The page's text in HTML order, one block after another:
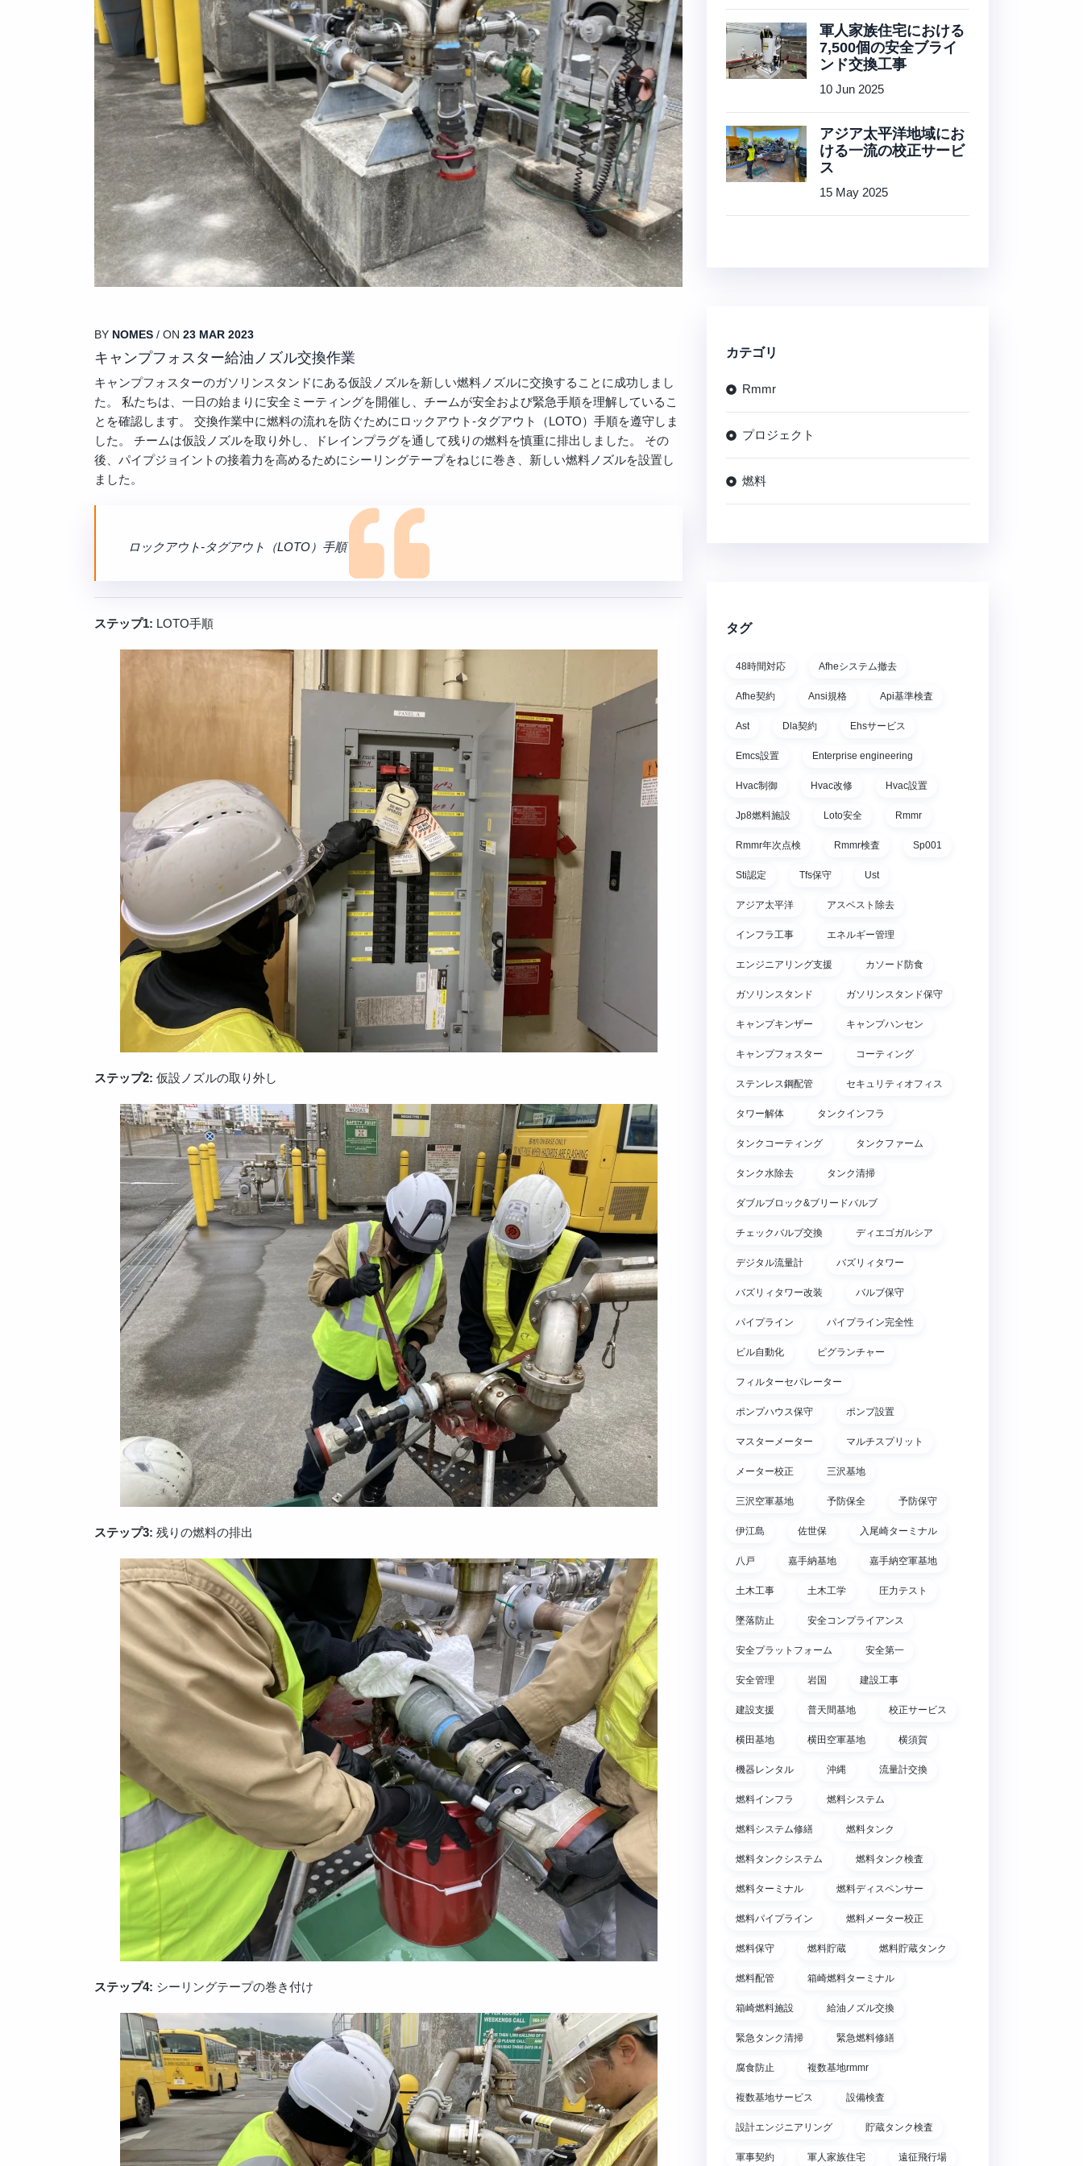
BY NOMES / ON 23 MAR 2023
キャンプフォスター給油ノズル交換作業
キャンプフォスターのガソリンスタンドにある仮設ノズルを新しい燃料ノズルに交換することに成功しまし
た。 私たちは、一日の始まりに安全ミーティングを開催し、チームが安全および緊急手順を理解しているこ
とを確認します。 交換作業中に燃料の流れを防ぐためにロックアウト-タグアウト（LOTO）手順を遵守しま
した。 チームは仮設ノズルを取り外し、ドレインプラグを通して残りの燃料を慎重に排出しました。 その
後、パイプジョイントの接着力を高めるためにシーリングテープをねじに巻き、新しい燃料ノズルを設置し
ました。
ロックアウト-タグアウト（LOTO）手順
ステップ1: LOTO手順
ステップ2: 仮設ノズルの取り外し
ステップ3: 残りの燃料の排出
ステップ4: シーリングテープの巻き付け
軍人家族住宅における
7,500個の安全ブライ
ンド交換工事
10 Jun 2025
アジア太平洋地域にお
ける一流の校正サービ
ス
15 May 2025
カテゴリ
Rmmr
プロジェクト
燃料
タグ
48時間対応 Afheシステム撤去
Afhe契約 Ansi規格 Api基準検査
Ast Dla契約 Ehsサービス
Emcs設置 Enterprise engineering
Hvac制御 Hvac改修 Hvac設置
Jp8燃料施設 Loto安全 Rmmr
Rmmr年次点検 Rmmr検査 Sp001
Sti認定 Tfs保守 Ust
アジア太平洋 アスベスト除去
インフラ工事 エネルギー管理
エンジニアリング支援 カソード防食
ガソリンスタンド ガソリンスタンド保守
キャンプキンザー キャンプハンセン
キャンプフォスター コーティング
ステンレス鋼配管 セキュリティオフィス
タワー解体 タンクインフラ
タンクコーティング タンクファーム
タンク水除去 タンク清掃
ダブルブロック&ブリードバルブ
チェックバルブ交換 ディエゴガルシア
デジタル流量計 バズリィタワー
バズリィタワー改装 バルブ保守
パイプライン パイプライン完全性
ビル自動化 ピグランチャー
フィルターセパレーター
ポンプハウス保守 ポンプ設置
マスターメーター マルチスプリット
メーター校正 三沢基地
三沢空軍基地 予防保全 予防保守
伊江島 佐世保 入尾崎ターミナル
八戸 嘉手納基地 嘉手納空軍基地
土木工事 土木工学 圧力テスト
墜落防止 安全コンプライアンス
安全プラットフォーム 安全第一
安全管理 岩国 建設工事
建設支援 普天間基地 校正サービス
横田基地 横田空軍基地 横須賀
機器レンタル 沖縄 流量計交換
燃料インフラ 燃料システム
燃料システム修繕 燃料タンク
燃料タンクシステム 燃料タンク検査
燃料ターミナル 燃料ディスペンサー
燃料パイプライン 燃料メーター校正
燃料保守 燃料貯蔵 燃料貯蔵タンク
燃料配管 箱崎燃料ターミナル
箱崎燃料施設 給油ノズル交換
緊急タンク清掃 緊急燃料修繕
腐食防止 複数基地rmmr
複数基地サービス 設備検査
設計エンジニアリング 貯蔵タンク検査
軍事契約 軍人家族住宅 遠征飛行場